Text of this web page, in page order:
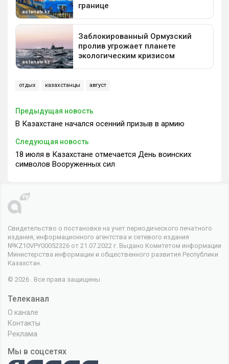
отдых казахстанцы август
Предыдущая новость
В Казахстане начался осенний призыв в армию
Следующая новость
18 июля в Казахстане отмечается День воинских
символов Вооруженных сил
Свидетельство о постановке на учет периодического печатного
издания, информационного агентства и сетевого издания
№KZ10VPY00052326 от 21.07.2022 г. Выдано Комитетом информации
Министерства информации и общественного развития Республики
Казахстан.
© 2026 . Все права защищены
Телеканал
О канале
Контакты
Реклама
Мы в соцсетях